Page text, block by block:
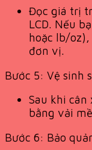
Đọc giá trị
LCD. Nếu
hoặc lb/
đơn vị.
Bước 5: Vệ sinh
Sau khi cân
bằng vải
Bước 6: Bảo